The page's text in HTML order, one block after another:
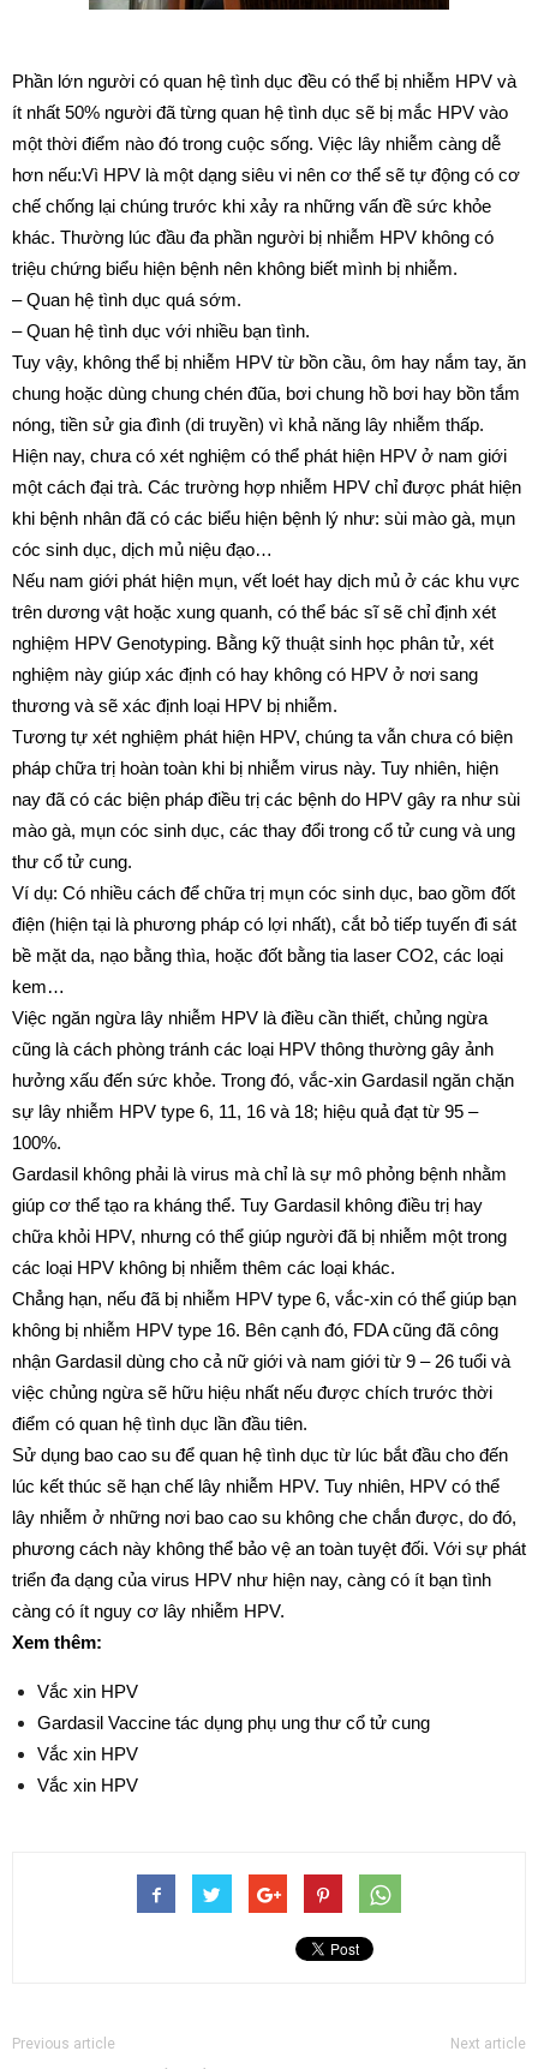
Phần lớn người có quan hệ tình dục đều có thể bị nhiễm HPV và
ít nhất 50% người đã từng quan hệ tình dục sẽ bị mắc HPV vào
một thời điểm nào đó trong cuộc sống. Việc lây nhiễm càng dễ
hơn nếu:Vì HPV là một dạng siêu vi nên cơ thể sẽ tự động có cơ
chế chống lại chúng trước khi xảy ra những vấn đề sức khỏe
khác. Thường lúc đầu đa phần người bị nhiễm HPV không có
triệu chứng biểu hiện bệnh nên không biết mình bị nhiễm.
– Quan hệ tình dục quá sớm.
– Quan hệ tình dục với nhiều bạn tình.
Tuy vậy, không thể bị nhiễm HPV từ bồn cầu, ôm hay nắm tay, ăn
chung hoặc dùng chung chén đũa, bơi chung hồ bơi hay bồn tắm
nóng, tiền sử gia đình (di truyền) vì khả năng lây nhiễm thấp.
Hiện nay, chưa có xét nghiệm có thể phát hiện HPV ở nam giới
một cách đại trà. Các trường hợp nhiễm HPV chỉ được phát hiện
khi bệnh nhân đã có các biểu hiện bệnh lý như: sùi mào gà, mụn
cóc sinh dục, dịch mủ niệu đạo…
Nếu nam giới phát hiện mụn, vết loét hay dịch mủ ở các khu vực
trên dương vật hoặc xung quanh, có thể bác sĩ sẽ chỉ định xét
nghiệm HPV Genotyping. Bằng kỹ thuật sinh học phân tử, xét
nghiệm này giúp xác định có hay không có HPV ở nơi sang
thương và sẽ xác định loại HPV bị nhiễm.
Tương tự xét nghiệm phát hiện HPV, chúng ta vẫn chưa có biện
pháp chữa trị hoàn toàn khi bị nhiễm virus này. Tuy nhiên, hiện
nay đã có các biện pháp điều trị các bệnh do HPV gây ra như sùi
mào gà, mụn cóc sinh dục, các thay đổi trong cổ tử cung và ung
thư cổ tử cung.
Ví dụ: Có nhiều cách để chữa trị mụn cóc sinh dục, bao gồm đốt
điện (hiện tại là phương pháp có lợi nhất), cắt bỏ tiếp tuyến đi sát
bề mặt da, nạo bằng thìa, hoặc đốt bằng tia laser CO2, các loại
kem…
Việc ngăn ngừa lây nhiễm HPV là điều cần thiết, chủng ngừa
cũng là cách phòng tránh các loại HPV thông thường gây ảnh
hưởng xấu đến sức khỏe. Trong đó, vắc-xin Gardasil ngăn chặn
sự lây nhiễm HPV type 6, 11, 16 và 18; hiệu quả đạt từ 95 –
100%.
Gardasil không phải là virus mà chỉ là sự mô phỏng bệnh nhằm
giúp cơ thể tạo ra kháng thể. Tuy Gardasil không điều trị hay
chữa khỏi HPV, nhưng có thể giúp người đã bị nhiễm một trong
các loại HPV không bị nhiễm thêm các loại khác.
Chẳng hạn, nếu đã bị nhiễm HPV type 6, vắc-xin có thể giúp bạn
không bị nhiễm HPV type 16. Bên cạnh đó, FDA cũng đã công
nhận Gardasil dùng cho cả nữ giới và nam giới từ 9 – 26 tuổi và
việc chủng ngừa sẽ hữu hiệu nhất nếu được chích trước thời
điểm có quan hệ tình dục lần đầu tiên.
Sử dụng bao cao su để quan hệ tình dục từ lúc bắt đầu cho đến
lúc kết thúc sẽ hạn chế lây nhiễm HPV. Tuy nhiên, HPV có thể
lây nhiễm ở những nơi bao cao su không che chắn được, do đó,
phương cách này không thể bảo vệ an toàn tuyệt đối. Với sự phát
triển đa dạng của virus HPV như hiện nay, càng có ít bạn tình
càng có ít nguy cơ lây nhiễm HPV.
Xem thêm:
Vắc xin HPV
Gardasil Vaccine tác dụng phụ ung thư cổ tử cung
Vắc xin HPV
Vắc xin HPV
Previous article Next article